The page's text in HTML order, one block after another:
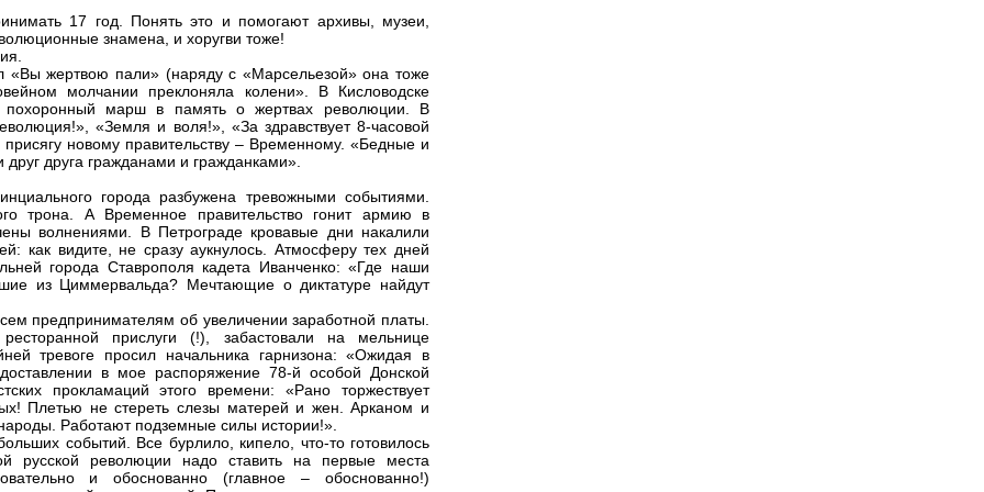
17 год. Понять это и помогают архивы, музеи,
знамена, и хоругви тоже!
жертвою пали» (наряду с «Марсельезой» она тоже
молчании преклоняла колени». В Кисловодске
похоронный марш в память о жертвах революции. В
«Земля и воля!», «За здравствует 8-часовой
новому правительству – Временному. «Бедные и
друга гражданами и гражданками».
города разбужена тревожными событиями.
трона. А Временное правительство гонит армию в
волнениями. В Петрограде кровавые дни накалили
как видите, не сразу аукнулось. Атмосферу тех дней
города Ставрополя кадета Иванченко: «Где наши
из Циммервальда? Мечтающие о диктатуре найдут
предпринимателям об увеличении заработной платы.
прислуги (!), забастовали на мельнице
тревоге просил начальника гарнизона: «Ожидая в
в мое распоряжение 78-й особой Донской
прокламаций этого времени: «Рано торжествует
Плетью не стереть слезы матерей и жен. Арканом и
Работают подземные силы истории!».
событий. Все бурлило, кипело, что-то готовилось
революции надо ставить на первые места
и обоснованно (главное – обоснованно!)